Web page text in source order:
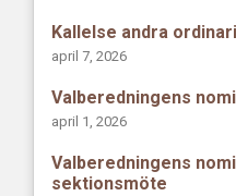
Kallelse andra
april 7, 2026
Valberedningens
april 1, 2026
Valberedningens
sektionsmöte